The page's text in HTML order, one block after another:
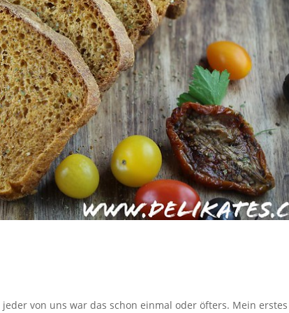
von uns war das schon einmal oder öfters. Mein